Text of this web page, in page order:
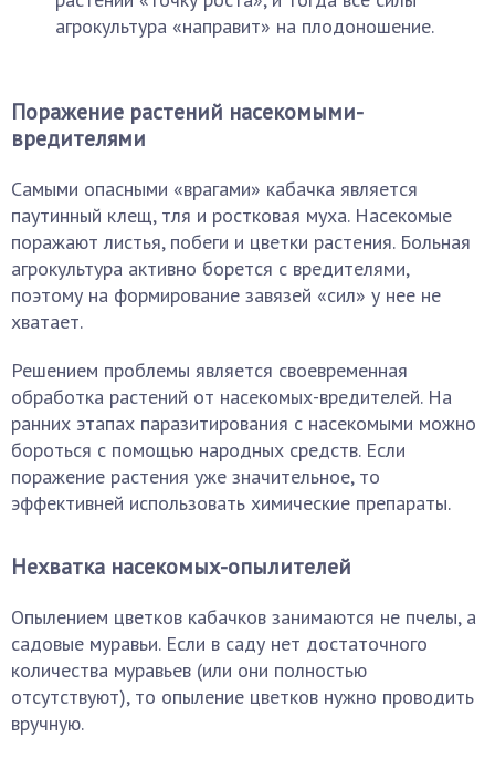
агрокультура «направит» на плодоношение.
Поражение растений насекомыми-
вредителями
Самыми опасными «врагами» кабачка является
паутинный клещ, тля и ростковая муха. Насекомые
поражают листья, побеги и цветки растения. Больная
агрокультура активно борется с вредителями,
поэтому на формирование завязей «сил» у нее не
хватает.
Решением проблемы является своевременная
обработка растений от насекомых-вредителей. На
ранних этапах паразитирования с насекомыми можно
бороться с помощью народных средств. Если
поражение растения уже значительное, то
эффективней использовать химические препараты.
Нехватка насекомых-опылителей
Опылением цветков кабачков занимаются не пчелы, а
садовые муравьи. Если в саду нет достаточного
количества муравьев (или они полностью
отсутствуют), то опыление цветков нужно проводить
вручную.